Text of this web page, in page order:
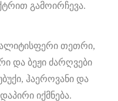
გამოირჩევა.
თეთრი,
და ბეჟი ძარღვები
ჰაეროვანი და
იქმნება.